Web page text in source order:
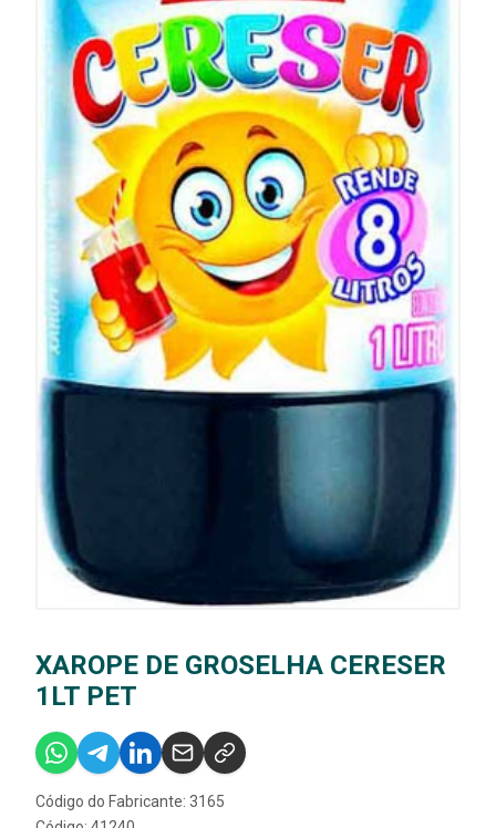
XAROPE DE GROSELHA CERESER
1LT PET
Código do Fabricante: 3165